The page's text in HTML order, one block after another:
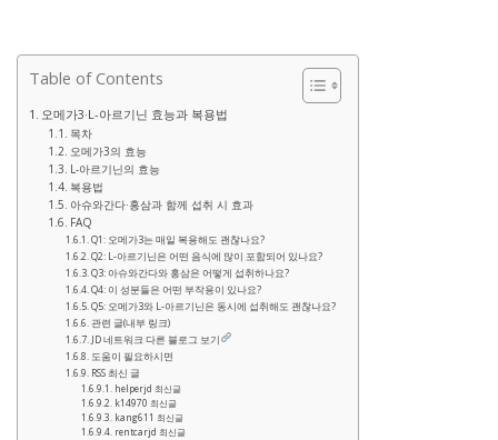
Table of Contents
오메가3·L-아르기닌 효능과 복용법
목차
오메가3의 효능
L-아르기닌의 효능
복용법
아슈와간다·홍삼과 함께 섭취 시 효과
FAQ
Q1: 오메가3는 매일 복용해도 괜찮나요?
Q2: L-아르기닌은 어떤 음식에 많이 포함되어 있나요?
Q3: 아슈와간다와 홍삼은 어떻게 섭취하나요?
Q4: 이 성분들은 어떤 부작용이 있나요?
Q5: 오메가3와 L-아르기닌은 동시에 섭취해도 괜찮나요?
관련 글(내부 링크)
JD 네트워크 다른 블로그 보기
도움이 필요하시면
RSS 최신 글
helperjd 최신글
k14970 최신글
kang611 최신글
rentcarjd 최신글